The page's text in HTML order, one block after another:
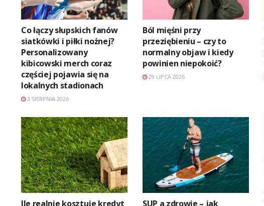
Co łączy słupskich fanów
siatkówki i piłki nożnej?
Personalizowany
kibicowski merch coraz
częściej pojawia się na
lokalnych stadionach
3 SIERPNIA 2026
Ból mięśni przy
przeziębieniu – czy to
normalny objaw i kiedy
powinien niepokoić?
29 LIPCA 2026
Ile realnie kosztuje kredyt SUP a zdrowie – jak